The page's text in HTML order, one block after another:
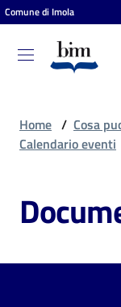
Vai al contenuto
Vai alla navigazione
Vai al footer
Comune di Imola
Biblioteca
comunale
puoi
Home / Cosa
Calendario eventi